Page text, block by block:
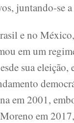
juntando-se
e no
em um
sua
em 2001,
em